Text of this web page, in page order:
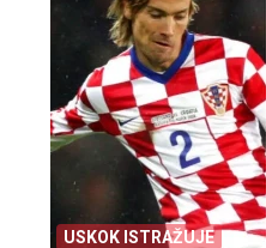
USKOK ISTRAŽUJE